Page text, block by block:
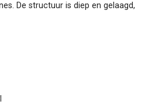
De structuur is diep en gelaagd,